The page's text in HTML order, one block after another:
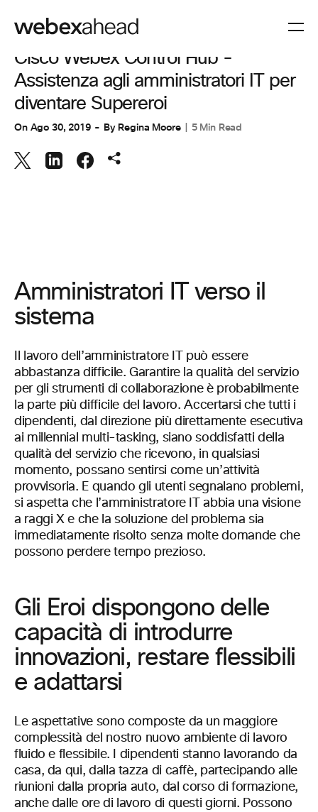
COLLABORAZIONE,SPAZI DI LAVORO
Cisco Webex Control Hub -
Assistenza agli amministratori IT per
diventare Supereroi
On Ago 30, 2019 ByRegina Moore 5 Min Read
Amministratori IT verso il
sistema
Il lavoro dell’amministratore IT può essere
abbastanza difficile. Garantire la qualità del servizio
per gli strumenti di collaborazione è probabilmente
la parte più difficile del lavoro. Accertarsi che tutti i
dipendenti, dal direzione più direttamente esecutiva
ai millennial multi-tasking, siano soddisfatti della
qualità del servizio che ricevono, in qualsiasi
momento, possano sentirsi come un’attività
provvisoria. E quando gli utenti segnalano problemi,
si aspetta che l’amministratore IT abbia una visione
a raggi X e che la soluzione del problema sia
immediatamente risolto senza molte domande che
possono perdere tempo prezioso.
Gli Eroi dispongono delle
capacità di introdurre
innovazioni, restare flessibili
e adattarsi
Le aspettative sono composte da un maggiore
complessità del nostro nuovo ambiente di lavoro
fluido e flessibile. I dipendenti stanno lavorando da
casa, da qui, dalla tazza di caffè, partecipando alle
riunioni dalla propria auto, dal corso di formazione,
anche dalle ore di lavoro di questi giorni. Possono